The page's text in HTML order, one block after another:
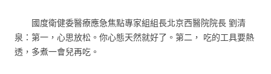
國度衛健委醫療應急焦點專家組組長北京西醫院院長 劉清
泉：第一，心思放松。你心態天然就好了。第二， 吃的工具要熱
透，多煮一會兒再吃。